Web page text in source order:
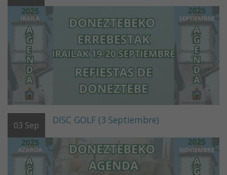
03 Sep DISC GOLF (3 Septiembre)